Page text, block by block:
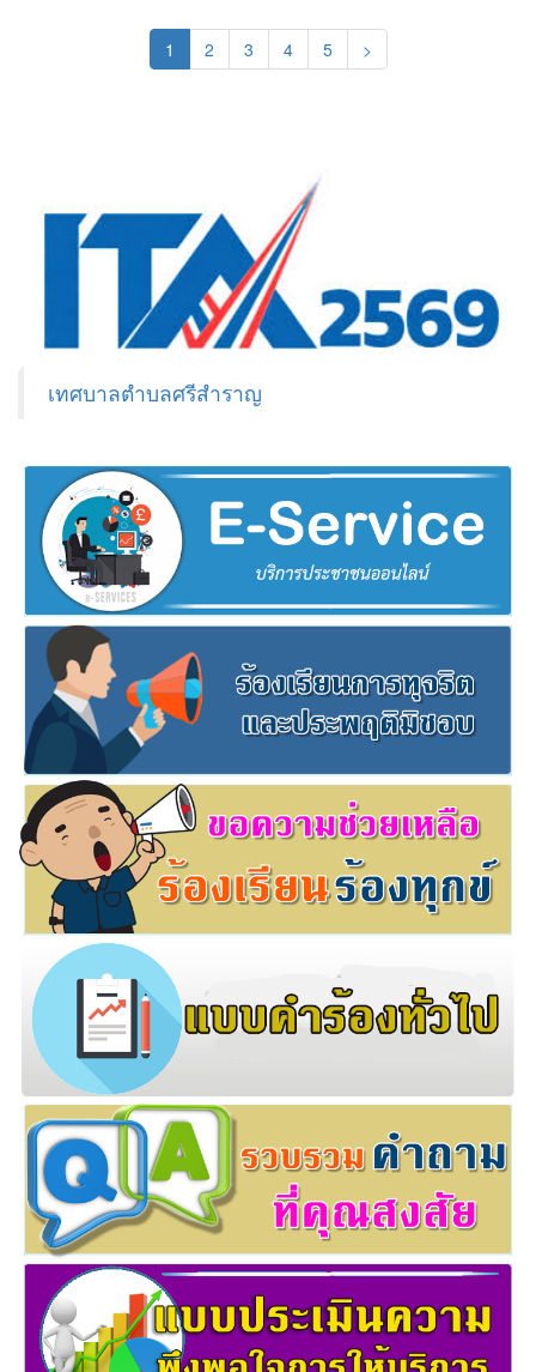
1 (current)
2 3 4 5 >
เทศบาลตำบลศรีสำราญ